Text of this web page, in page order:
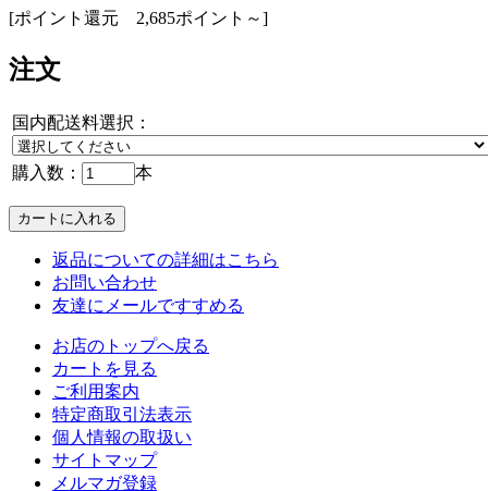
[ポイント還元 2,685ポイント～]
注文
国内配送料選択：
購入数： 本
返品についての詳細はこちら
お問い合わせ
友達にメールですすめる
お店のトップへ戻る
カートを見る
ご利用案内
特定商取引法表示
個人情報の取扱い
サイトマップ
メルマガ登録